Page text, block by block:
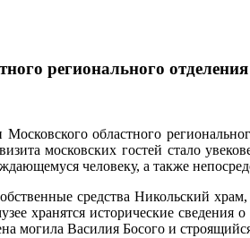
регионального
областного регионального
московских гостей стало
человеку, а также
средства Никольский
хранятся исторические
Василия Босого и строящийся